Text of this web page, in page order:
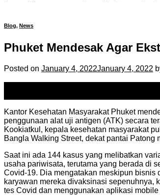
Blog, News
Phuket Mendesak Agar
Posted on January 4, 2022January 4, 2022
Kantor Kesehatan Masyarakat Phuket
penggunaan alat uji antigen (ATK) secara
Kookiatkul, kepala kesehatan masyarakat
Bangla Walking Street, dekat pantai Patong
Saat ini ada 144 kasus yang melibatkan
usaha pariwisata, terutama yang berada di
Covid-19. Dia mengatakan meskipun bisnis
karyawan mereka divaksinasi sepenuhnya,
tes Covid dan menggunakan aplikasi mobile